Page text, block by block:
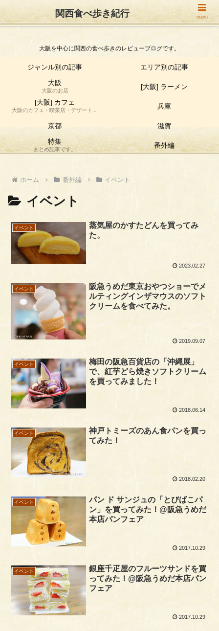
関西食べ歩き紀行
大阪を中心に関西の食べ歩きのレビューブログです。
ジャンル別の記事
エリア別の記事
大阪
大阪のお店
[大阪] ラーメン
[大阪] カフェ
大阪のカフェ・喫茶店・デザート店
兵庫
京都
滋賀
特集
まとめ記事です。 番外編
ホーム 番外編 イベント
イベント
イベント
蒸気屋のかすたどんを買ってみ
た。
2023.02.27
イベント
阪急うめだ東京おやつショーでメ
ルティングインザマウスのソフト
クリームを食べてみた。
2019.09.07
イベント
梅田の阪急百貨店の「沖縄展」
で、紅芋どら焼きソフトクリーム
を買ってみました！
2018.06.14
イベント
神戸トミーズのあん食パンを買っ
てみた！
2018.02.20
イベント
パン ド サンジュの「とびばこパ
ン」を買ってみた！@阪急うめだ
本店パンフェア
2017.10.29
イベント
銀座千疋屋のフルーツサンドを買
ってみた！@阪急うめだ本店パン
フェア
2017.10.29
関西食べ歩き紀行 menu